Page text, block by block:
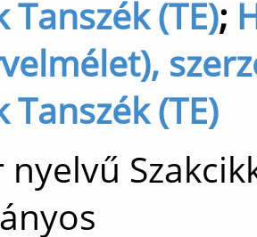
(TE);
(TE)
nyelvű